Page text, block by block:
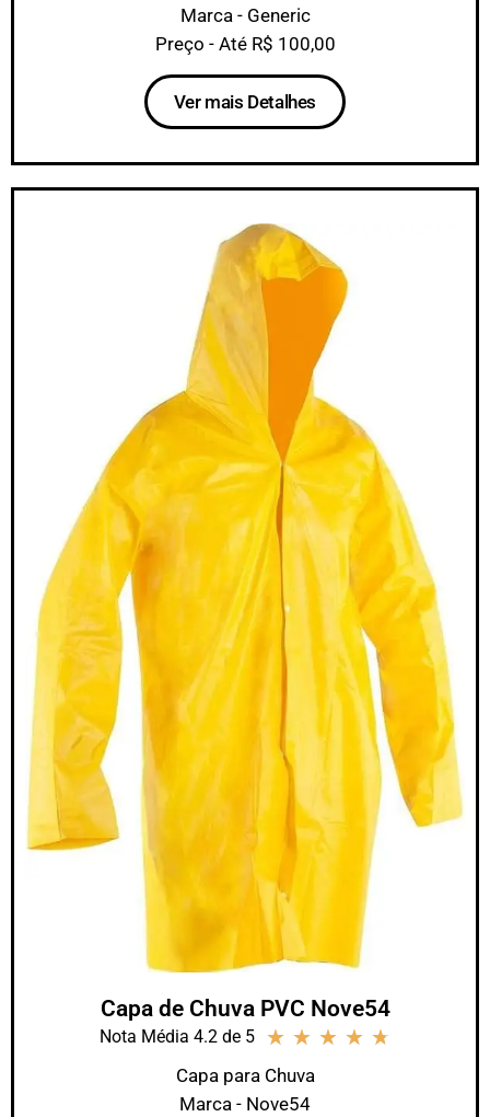
Marca - Generic
Preço - Até R$ 100,00
Ver mais Detalhes
Capa de Chuva PVC Nove54
Nota Média 4.2 de 5 ★ ★ ★ ★ ★
Capa para Chuva
Marca - Nove54